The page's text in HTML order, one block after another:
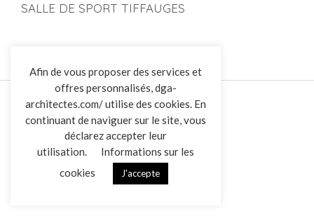
L’AGENCE
RÉALISATIONS
ACTUALITÉS
CONTACT
SALLE DE SPORT TIFFAUGES
Overview
Afin de vous proposer des services et
offres personnalisés, dga-
architectes.com/ utilise des cookies. En
continuant de naviguer sur le site, vous
déclarez accepter leur
utilisation.
Informations sur les
cookies
J'accepte